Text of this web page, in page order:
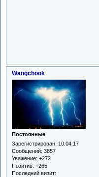
Wangchook
Постоянные
Зарегистрирован: 10.04.17
Сообщений: 3857
Уважение: +272
Позитив: +265
Последний визит: